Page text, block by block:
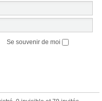
Se souvenir de moi